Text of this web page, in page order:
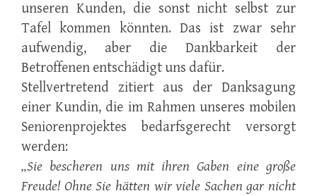
unseren Kunden, die sonst nicht selbst zur
Tafel kommen könnten. Das ist zwar sehr
aufwendig, aber die Dankbarkeit der
Betroffenen entschädigt uns dafür.
Stellvertretend zitiert aus der Danksagung
einer Kundin, die im Rahmen unseres mobilen
Seniorenprojektes bedarfsgerecht versorgt
werden:
„Sie bescheren uns mit ihren Gaben eine große
Freude! Ohne Sie hätten wir viele Sachen gar nicht